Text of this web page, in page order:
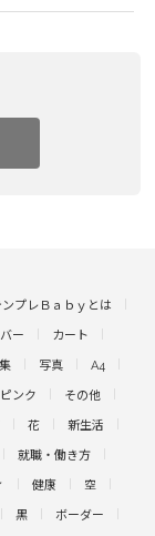
ンプレＢａｂｙとは
ー カート
写真 A4
ピンク その他
花 新生活
就職・働き方
健康 空
黒 ボーダー